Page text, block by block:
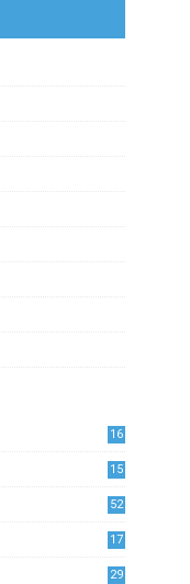
16
15
52
17
29